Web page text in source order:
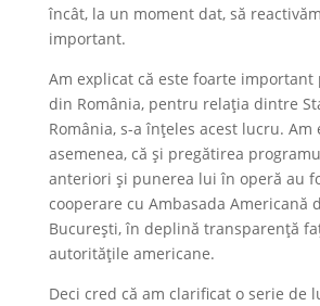
încât, la un moment dat, să
important.
Am explicat că este foarte
din România, pentru relația dintre
România, s-a înțeles acest lucru. Am
asemenea, că și pregătirea
anteriori și punerea lui în operă au
cooperare cu Ambasada Americană
București, în deplină transparență
autoritățile americane.
Deci cred că am clarificat o serie de